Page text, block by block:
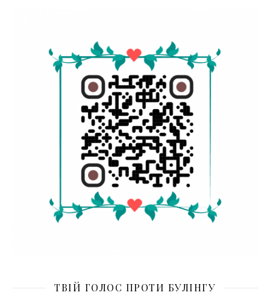
ТВІЙ ГОЛОС ПРОТИ БУЛІНГУ